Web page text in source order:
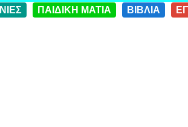
ΠΑΙΔΙΚΗ ΜΑΤΙΑ ΒΙΒΛΙΑ